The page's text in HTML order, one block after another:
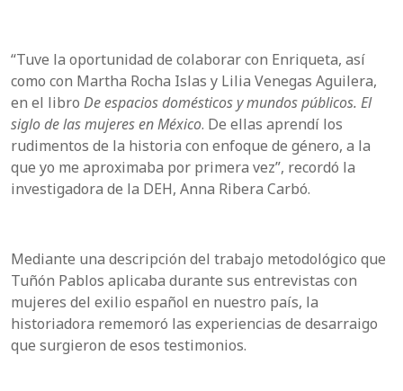
“Tuve la oportunidad de colaborar con Enriqueta, así
como con Martha Rocha Islas y Lilia Venegas Aguilera,
en el libro De espacios domésticos y mundos públicos. El
siglo de las mujeres en México. De ellas aprendí los
rudimentos de la historia con enfoque de género, a la
que yo me aproximaba por primera vez”, recordó la
investigadora de la DEH, Anna Ribera Carbó.
Mediante una descripción del trabajo metodológico que
Tuñón Pablos aplicaba durante sus entrevistas con
mujeres del exilio español en nuestro país, la
historiadora rememoró las experiencias de desarraigo
que surgieron de esos testimonios.